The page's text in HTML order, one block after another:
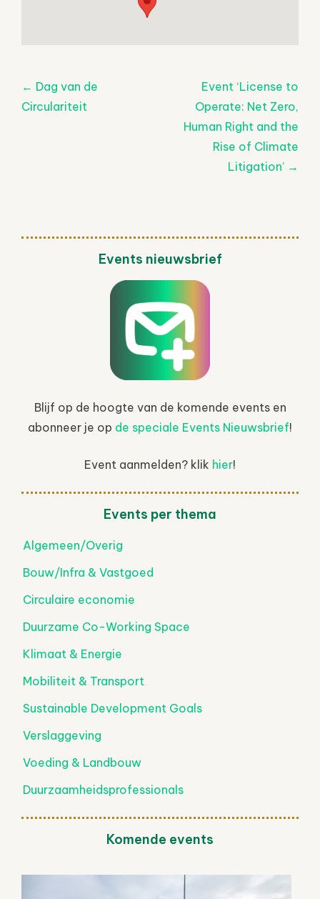
Post
navigatie
← Dag van de
Circulariteit
Event ‘License to
Operate: Net Zero,
Human Right and the
Rise of Climate
Litigation’ →
Events nieuwsbrief
Blijf op de hoogte van de komende events en
abonneer je op de speciale Events Nieuwsbrief!
Event aanmelden? klik hier!
Events per thema
Algemeen/Overig
Bouw/Infra & Vastgoed
Circulaire economie
Duurzame Co-Working Space
Klimaat & Energie
Mobiliteit & Transport
Sustainable Development Goals
Verslaggeving
Voeding & Landbouw
Duurzaamheidsprofessionals
Komende events